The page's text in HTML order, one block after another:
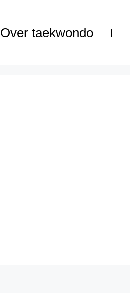
Over taekwondo